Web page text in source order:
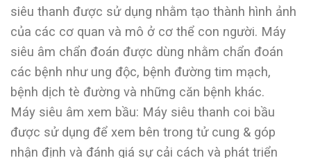
siêu thanh được sử dụng nhằm tạo thành hình ảnh
của các cơ quan và mô ở cơ thể con người. Máy
siêu âm chẩn đoán được dùng nhằm chẩn đoán
các bệnh như ung độc, bệnh đường tim mạch,
bệnh dịch tè đường và những căn bệnh khác.
Máy siêu âm xem bầu: Máy siêu thanh coi bầu
được sử dụng để xem bên trong tử cung & góp
nhận định và đánh giá sự cải cách và phát triển